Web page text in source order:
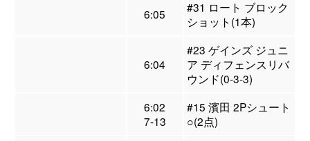
6:05
#31 ロート ブロック
ショット(1本)
6:04
#23 ゲインズ ジュニ
ア ディフェンスリバ
ウンド(0-3-3)
6:02
7-13
#15 濱田 2Pシュート
○(2点)